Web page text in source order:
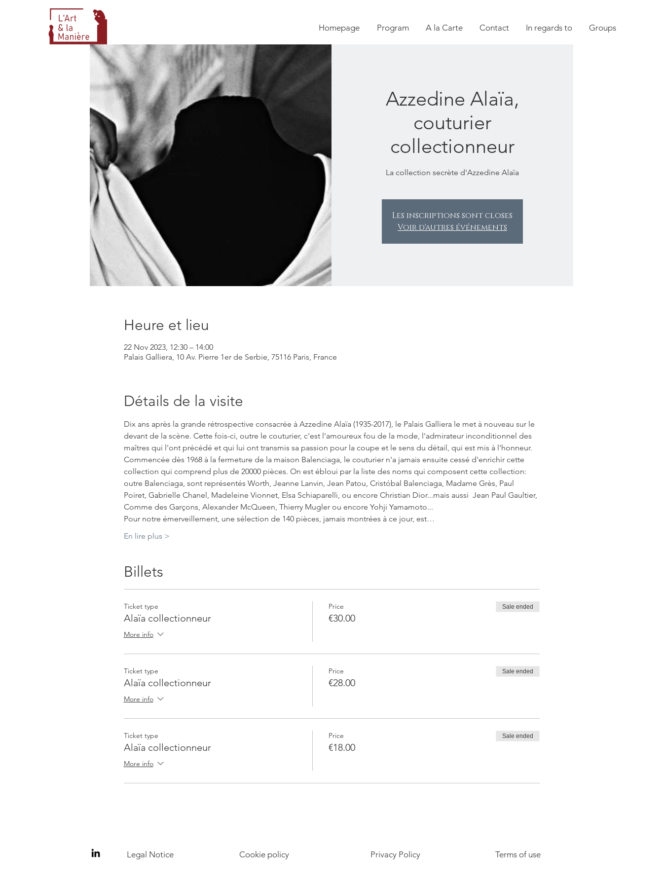
Homepage Program A la Carte Contact In regards to Groups
Azzedine Alaïa,
couturier
collectionneur
La collection secrète d'Azzedine Alaïa
Les inscriptions sont closes
Voir d'autres événements
Heure et lieu
22 Nov 2023, 12:30 – 14:00
Palais Galliera, 10 Av. Pierre 1er de Serbie, 75116 Paris, France
Détails de la visite
Dix ans après la grande rétrospective consacrée à Azzedine Alaïa (1935-2017), le Palais Galliera le met à nouveau sur le
devant de la scène. Cette fois-ci, outre le couturier, c'est l'amoureux fou de la mode, l'admirateur inconditionnel des
maîtres qui l'ont précédé et qui lui ont transmis sa passion pour la coupe et le sens du détail, qui est mis à l'honneur.
Commencée dès 1968 à la fermeture de la maison Balenciaga, le couturier n'a jamais ensuite cessé d'enrichir cette
collection qui comprend plus de 20000 pièces. On est ébloui par la liste des noms qui composent cette collection:
outre Balenciaga, sont représentés Worth, Jeanne Lanvin, Jean Patou, Cristóbal Balenciaga, Madame Grès, Paul
Poiret, Gabrielle Chanel, Madeleine Vionnet, Elsa Schiaparelli, ou encore Christian Dior...mais aussi  Jean Paul Gaultier,
Comme des Garçons, Alexander McQueen, Thierry Mugler ou encore Yohji Yamamoto...
Pour notre émerveillement, une sélection de 140 pièces, jamais montrées à ce jour, est…
En lire plus >
Billets
Ticket type
Alaïa collectionneur
More info
Price
€30.00
Sale ended
Ticket type
Alaïa collectionneur
More info
Price
€28.00
Sale ended
Ticket type
Alaïa collectionneur
More info
Price
€18.00
Sale ended
Legal Notice Cookie policy Privacy Policy Terms of use